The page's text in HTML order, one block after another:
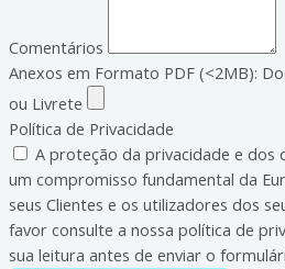
Comentários
Anexos em Formato PDF (<2MB):
ou Livrete
Política de Privacidade
A proteção da privacidade e dos
um compromisso fundamental da
seus Clientes e os utilizadores dos
favor consulte a nossa política de
sua leitura antes de enviar o